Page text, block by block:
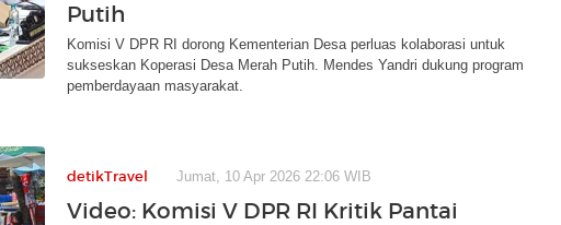
Putih
Komisi V DPR RI dorong Kementerian Desa perluas kolaborasi untuk
sukseskan Koperasi Desa Merah Putih. Mendes Yandri dukung program
pemberdayaan masyarakat.
detikTravel Jumat, 10 Apr 2026 22:06 WIB
Video: Komisi V DPR RI Kritik Pantai